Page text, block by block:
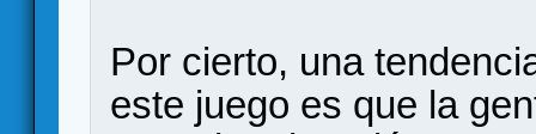
Por cierto, una
este juego es que la